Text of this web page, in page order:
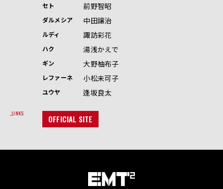
セト 前野智昭
ダルメシア 中田譲治
ルディ 諏訪彩花
ハク 湯浅かえで
ギン 大野柚布子
レファーネ 小松未可子
ユウヤ 逢坂良太
LINKS
OFFICIAL SITE